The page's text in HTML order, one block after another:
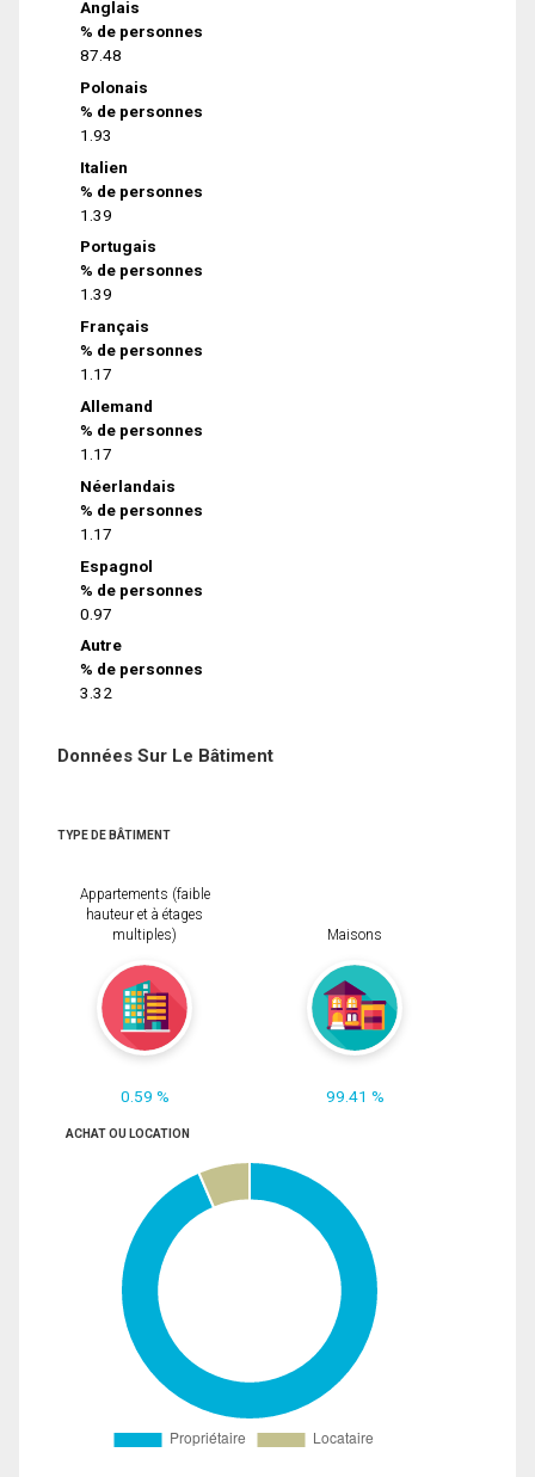
Anglais
% de personnes
87.48
Polonais
% de personnes
1.93
Italien
% de personnes
1.39
Portugais
% de personnes
1.39
Français
% de personnes
1.17
Allemand
% de personnes
1.17
Néerlandais
% de personnes
1.17
Espagnol
% de personnes
0.97
Autre
% de personnes
3.32
Données Sur Le Bâtiment
TYPE DE BÂTIMENT
Appartements (faible
hauteur et à étages
multiples)
0.59 %
Maisons
99.41 %
ACHAT OU LOCATION